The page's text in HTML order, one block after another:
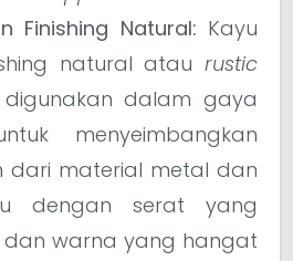
Finishing Natural: Kayu
natural atau rustic
dalam gaya
menyeimbangkan
dari material metal dan
dengan serat yang
dan warna yang hangat